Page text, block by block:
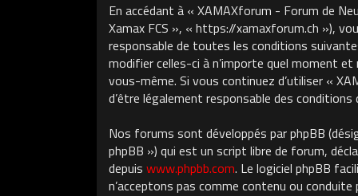
En accédant à « XAMAXforum - Forum de
Xamax FCS », « https://xamaxforum.ch »),
responsable de toutes les conditions
modifier celles-ci à n’importe quel moment
vous-même. Si vous continuez d’utiliser «
d’être légalement responsable des
Nos forums sont développés par phpBB
phpBB ») qui est un script libre de forum,
depuis www.phpbb.com. Le logiciel phpBB
n’acceptons pas comme contenu ou